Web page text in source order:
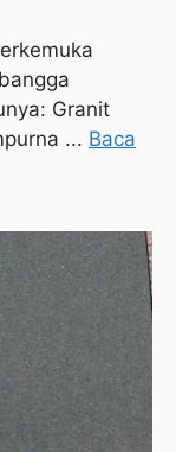
Granit
... Baca